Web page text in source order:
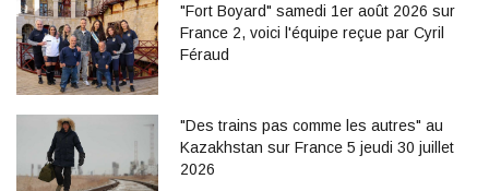
"Fort Boyard" samedi 1er août 2026 sur
France 2, voici l'équipe reçue par Cyril
Féraud
"Des trains pas comme les autres" au
Kazakhstan sur France 5 jeudi 30 juillet
2026